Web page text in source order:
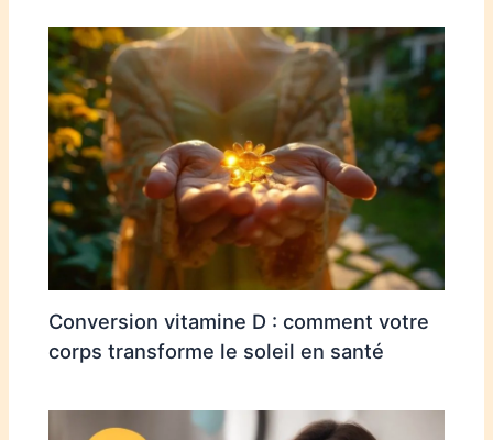
Conversion vitamine D : comment votre
corps transforme le soleil en santé